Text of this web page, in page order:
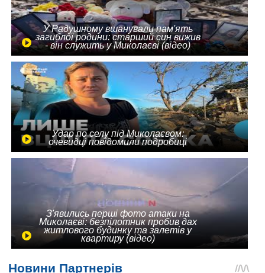
У Радушному вшанували пам'ять
загиблої родини: старший син вижив
- він служить у Миколаєві (відео)
Удар по селу під Миколаєвом:
очевидці повідомили подробиці
З'явились перші фото атаки на
Миколаєві: безпілотник пробив дах
житлового будинку та залетів у
квартиру (відео)